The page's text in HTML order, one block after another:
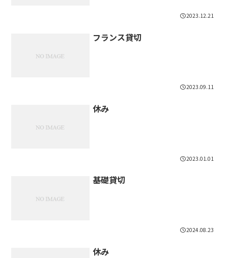
2023.12.21
フランス貸切
2023.09.11
休み
2023.01.01
基礎貸切
2024.08.23
休み